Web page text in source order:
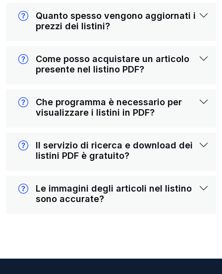
Quanto spesso vengono aggiornati i
prezzi dei listini?
Come posso acquistare un articolo
presente nel listino PDF?
Che programma è necessario per
visualizzare i listini in PDF?
Il servizio di ricerca e download dei
listini PDF è gratuito?
Le immagini degli articoli nel listino
sono accurate?